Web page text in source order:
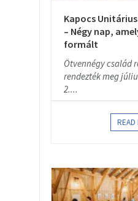
Kapocs
– Négy nap,
formált
Ötvennégy család
rendezték meg
2....
READ